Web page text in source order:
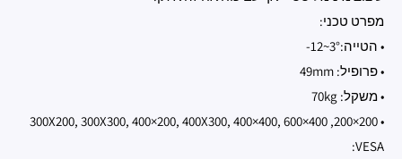
מפרט טכני:
• הטייה:3°~12-
• פרופיל: 49mm
• משקל: 70kg
• 200×200, 300X200, 300X300, 400×200, 400X300, 400×400, 600×400
:VESA